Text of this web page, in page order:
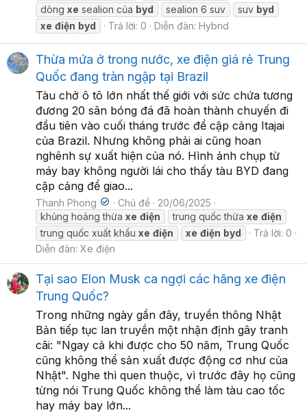
dòng xe sealion của byd sealion 6 suv suv byd
xe điện byd Trả lời: 0 Diễn đàn: Hybrid
Thừa mứa ở trong nước, xe điện giá rẻ Trung
Quốc đang tràn ngập tại Brazil
Tàu chở ô tô lớn nhất thế giới với sức chứa tương
đương 20 sân bóng đá đã hoàn thành chuyến đi
đầu tiên vào cuối tháng trước để cập cảng Itajai
của Brazil. Nhưng không phải ai cũng hoan
nghênh sự xuất hiện của nó. Hình ảnh chụp từ
máy bay không người lái cho thấy tàu BYD đang
cập cảng để giao...
Thanh Phong Chủ đề
20/06/2025
khủng hoảng thừa xe điện trung quốc thừa xe điện
trung quốc xuất khẩu xe điện xe điện byd
Trả lời: 0
Diễn đàn: Xe điện
Tại sao Elon Musk ca ngợi các hãng xe điện
Trung Quốc?
Trong những ngày gần đây, truyền thông Nhật
Bản tiếp tục lan truyền một nhận định gây tranh
cãi: "Ngay cả khi được cho 50 năm, Trung Quốc
cũng không thể sản xuất được động cơ như của
Nhật". Nghe thì quen thuộc, vì trước đây họ cũng
từng nói Trung Quốc không thể làm tàu cao tốc
hay máy bay lớn...